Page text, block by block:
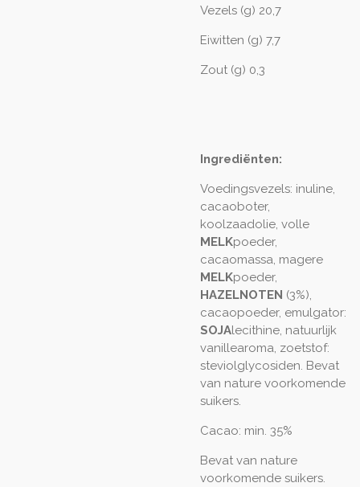
Vezels (g) 20,7
Eiwitten (g) 7,7
Zout (g) 0,3
Ingrediënten:
Voedingsvezels: inuline,
cacaoboter,
koolzaadolie, volle
MELKpoeder,
cacaomassa, magere
MELKpoeder,
HAZELNOTEN (3%),
cacaopoeder, emulgator:
SOJAlecithine, natuurlijk
vanillearoma, zoetstof:
steviolglycosiden. Bevat
van nature voorkomende
suikers.
Cacao: min. 35%
Bevat van nature
voorkomende suikers.